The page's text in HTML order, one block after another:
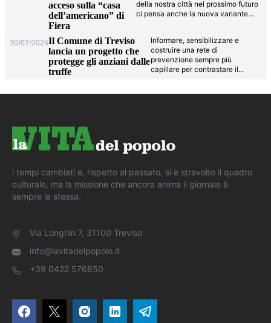
acceso sulla “casa
dell’americano” di
Fiera
della nostra città nel prossimo futuro
ci pensa anche la nuova variante...
30/07/2026Il Comune di Treviso
lancia un progetto che
protegge gli anziani dalle
truffe
Informare, sensibilizzare e
costruire una rete di
prevenzione sempre più
capillare per contrastare il...
i tempi cambiati e, rispetto al passato, si è stravolto il quadro
culturale, ma la missione che ancora anima il giornale è
sempre la stessa.
Via Longhin 7, 31100 Treviso
info@lavitadelpopolo.it
+39 0422 576850